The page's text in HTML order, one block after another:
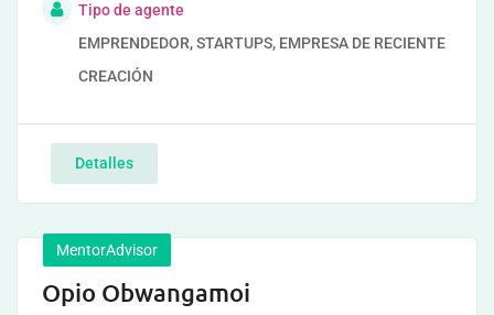
Tipo de agente
EMPRENDEDOR, STARTUPS, EMPRESA DE RECIENTE
CREACIÓN
Detalles
MentorAdvisor
Opio Obwangamoi